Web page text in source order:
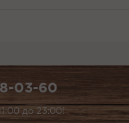
03-60
до 23:00!